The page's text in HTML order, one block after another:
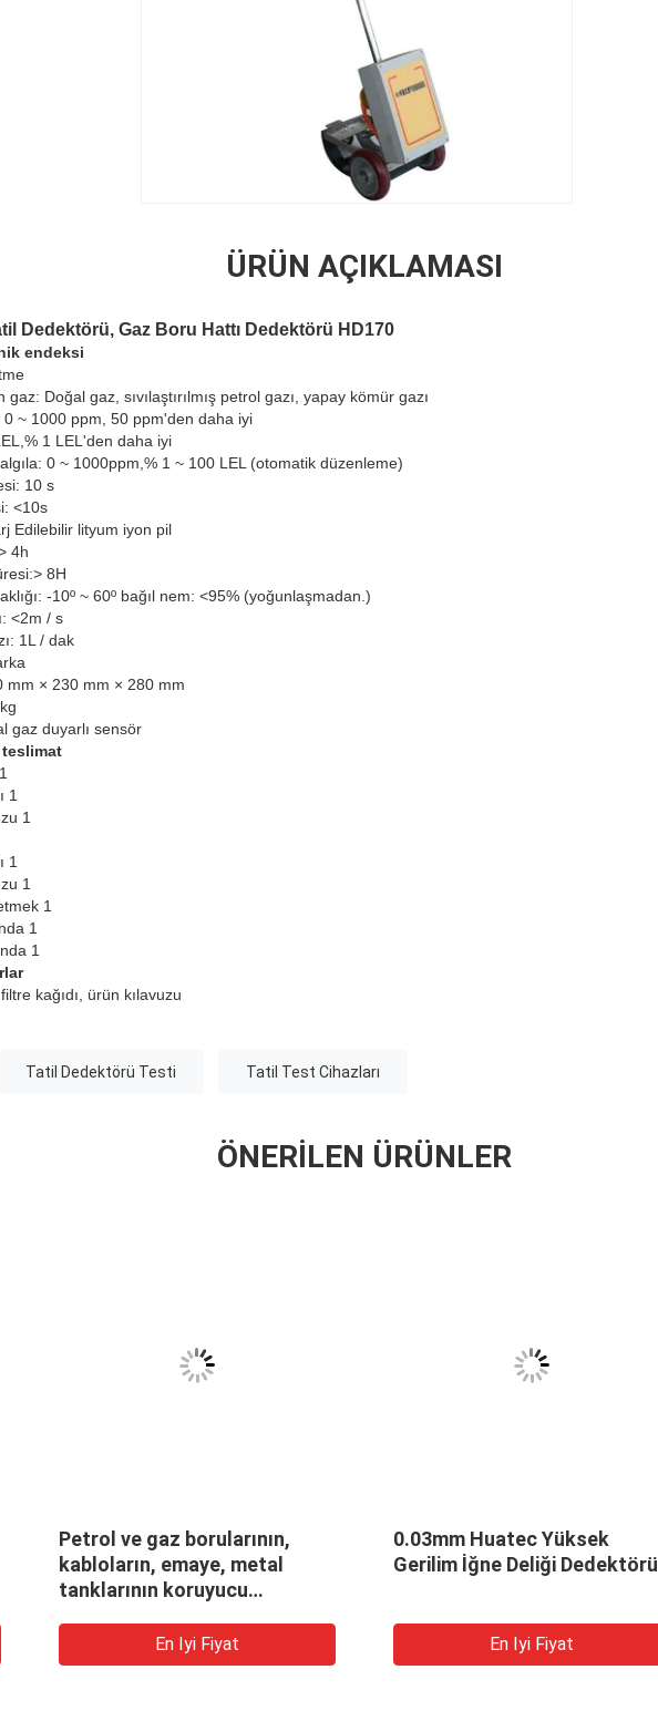
ÜRÜN AÇIKLAMASI
Dedektörü, Gaz Boru Hattı Dedektörü HD170
endeksi
gaz: Doğal gaz, sıvılaştırılmış petrol gazı, yapay kömür gazı
0 ~ 1000 ppm, 50 ppm'den daha iyi
1 LEL'den daha iyi
0 ~ 1000ppm,% 1 ~ 100 LEL (otomatik düzenleme)
10 s
<10s
Edilebilir lityum iyon pil
4h
8H
-10º ~ 60º bağıl nem: <95% (yoğunlaşmadan.)
<2m / s
1L / dak
mm × 230 mm × 280 mm
gaz duyarlı sensör
1
1
1
1
1
1
1
kağıdı, ürün kılavuzu
Tatil Dedektörü Testi Tatil Test Cihazları
ÖNERILEN ÜRÜNLER
Petrol ve gaz borularının,
kabloların, emaye, metal
tanklarının koruyucu
test etmek için iğne deliği
dedektörü
En Iyi Fiyat
0.03mm Huatec Yüksek
Gerilim İğne Deliği Dedektörü
En Iyi Fiyat